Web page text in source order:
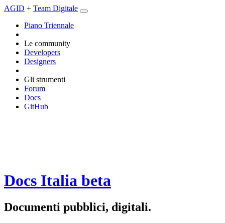
AGID + Team Digitale
Piano Triennale
Le community
Developers
Designers
Gli strumenti
Forum
Docs
GitHub
Docs Italia beta
Documenti pubblici, digitali.